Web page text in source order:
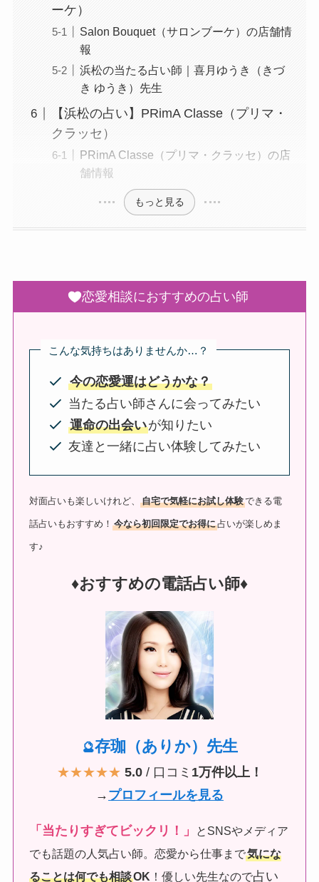
ーケ）
Salon Bouquet（サロンブーケ）の店舗情
報
浜松の当たる占い師｜喜月ゆうき（きづ
き ゆうき）先生
【浜松の占い】PRimA Classe（プリマ・
クラッセ）
PRimA Classe（プリマ・クラッセ）の店
舗情報
もっと見る
恋愛相談におすすめの占い師
こんな気持ちはありませんか…？
今の恋愛運はどうかな？
当たる占い師さんに会ってみたい
運命の出会いが知りたい
友達と一緒に占い体験してみたい
対面占いも楽しいけれど、自宅で気軽にお試し体験できる電
話占いもおすすめ！今なら初回限定でお得に占いが楽しめま
す♪
♦︎おすすめの電話占い師♦︎
🔮存珈（ありか）先生
★★★★★ 5.0/ 口コミ 1万件以上！
→ プロフィールを見る
「当たりすぎてビックリ！」
とSNSやメディア
でも話題の人気占い師。恋愛から仕事まで気にな
ることは何でも相談OK ！優しい先生なので占い